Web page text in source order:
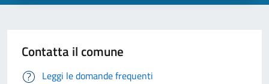
Contatta il comune
Leggi le domande frequenti